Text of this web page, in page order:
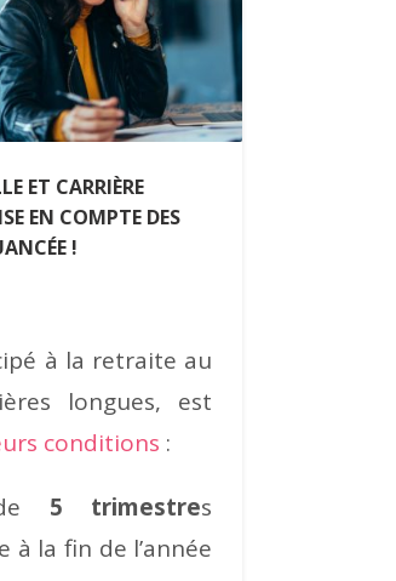
ET CARRIÈRE
EN COMPTE DES
!
à la retraite au
longues, est
conditions :
5 trimestres
à la fin de l’année